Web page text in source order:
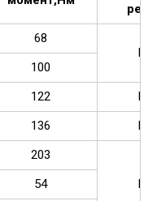
68
100
122
136
203
54